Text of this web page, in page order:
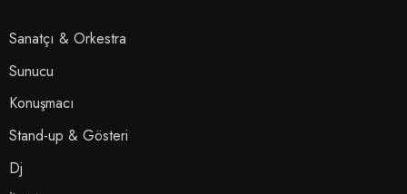
Sanatçı & Orkestra
Sunucu
Konuşmacı
Stand-up & Gösteri
Dj